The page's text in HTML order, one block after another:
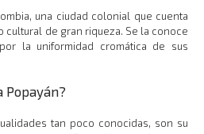
una ciudad colonial que cuenta
cultural de gran riqueza. Se la conoce
la uniformidad cromática de sus
Popayán?
tan poco conocidas, son su